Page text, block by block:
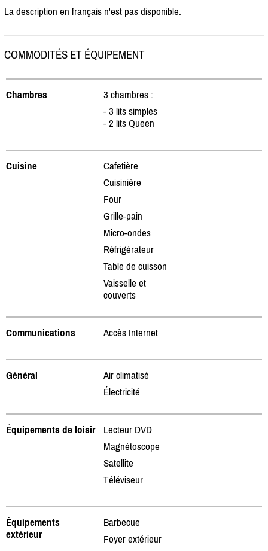
La description en français n'est pas disponible.
COMMODITÉS ET ÉQUIPEMENT
Chambres
3 chambres :
- 3 lits simples
- 2 lits Queen
Cuisine
Cafetière
Cuisinière
Four
Grille-pain
Micro-ondes
Réfrigérateur
Table de cuisson
Vaisselle et
couverts
Communications Accès Internet
Général
Air climatisé
Électricité
Équipements de loisir
Lecteur DVD
Magnétoscope
Satellite
Téléviseur
Équipements
extérieur
Barbecue
Foyer extérieur